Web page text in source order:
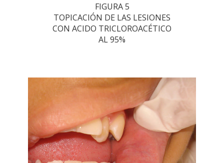
FIGURA 5
TOPICACIÓN DE LAS LESIONES
CON ACIDO TRICLOROACÉTICO
AL 95%